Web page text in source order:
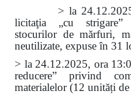
> la 24.12.2025,
licitaţia „cu strigare”
stocurilor de mărfuri,
neutilizate, expuse în 31
> la 24.12.2025, ora
reducere” privind
materialelor (12 unități